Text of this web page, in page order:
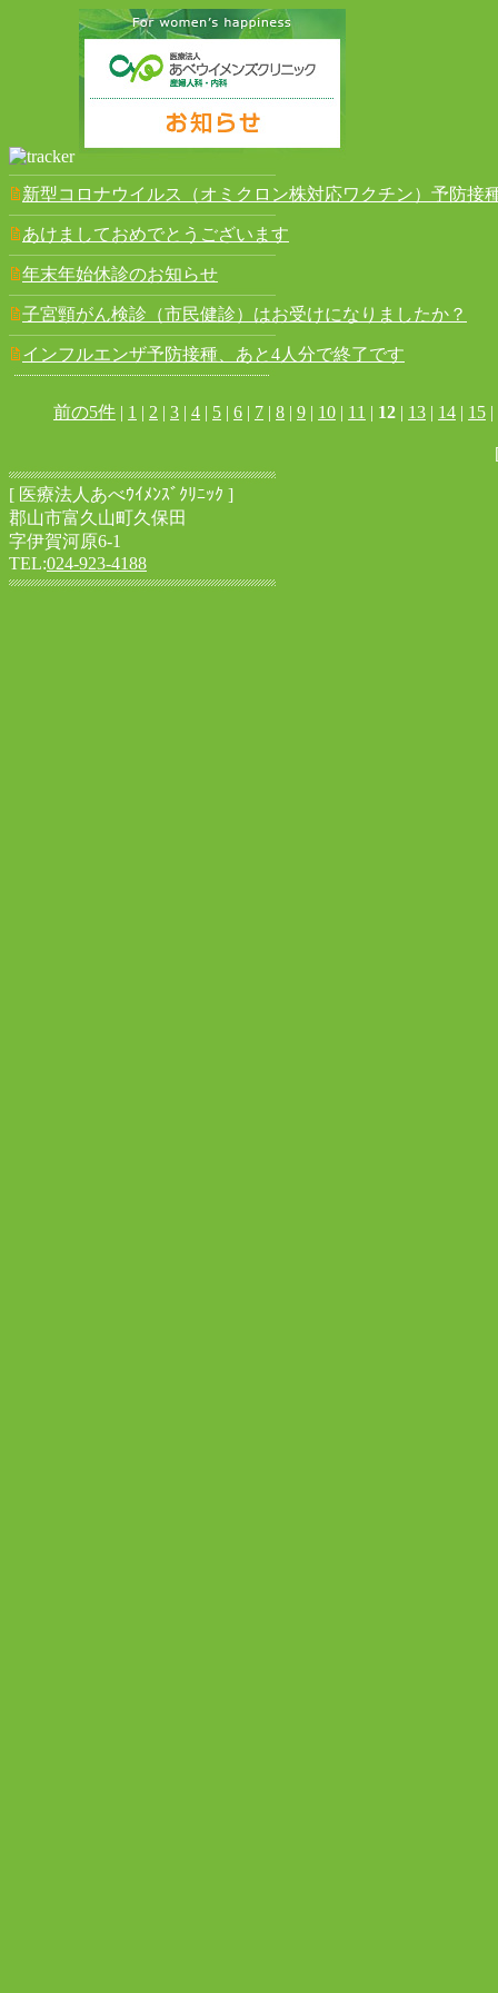
新型コロナウイルス（オミクロン株対応ワクチン）予防接
あけましておめでとうございます
年末年始休診のお知らせ
子宮頸がん検診（市民健診）はお受けになりましたか？
インフルエンザ予防接種、あと4人分で終了です
前の5件 | 1 | 2 | 3 | 4 | 5 | 6 | 7 | 8 | 9 | 10 | 11 | 12 | 13 | 14 | 15 |
[ 医療法人あべｳｲﾒﾝｽﾞｸﾘﾆｯｸ ]
郡山市富久山町久保田
字伊賀河原6-1
TEL:024-923-4188